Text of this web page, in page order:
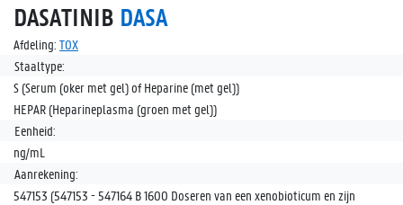
DASATINIB DASA
Afdeling: TOX
Staaltype:
S (Serum (oker met gel) of Heparine (met gel))
HEPAR (Heparineplasma (groen met gel))
Eenheid:
ng/mL
Aanrekening:
547153 (547153 - 547164 B 1600 Doseren van een xenobioticum en zijn